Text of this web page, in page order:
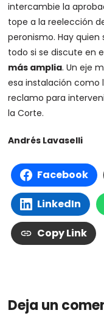
intercambie la
tope a la reelección
peronismo. Hay
todo si se discute en
más amplia. Un eje
esa instalación como
reclamo para
la Corte.
Andrés Lavaselli
Facebook
LinkedIn
Copy Link
Deja un